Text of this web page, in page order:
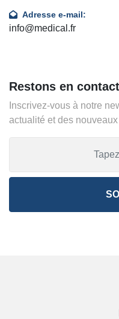
Adresse e-mail:
info@medical.fr
Restons en
Inscrivez-vous à notre
actualité et des